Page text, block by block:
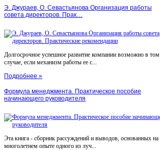
Э. Джураев, О. Севастьянова Организация работы
совета директоров. Прак…
Долгосрочное успешное развитие компании возможно в том
случае, если механизм работы ее с...
Подробнее »
Формула менеджмента. Практическое пособие
начинающего руководителя
Эта книга - сборник рассуждений и выводов, основанных на
многолетнем опыте одного из луч...